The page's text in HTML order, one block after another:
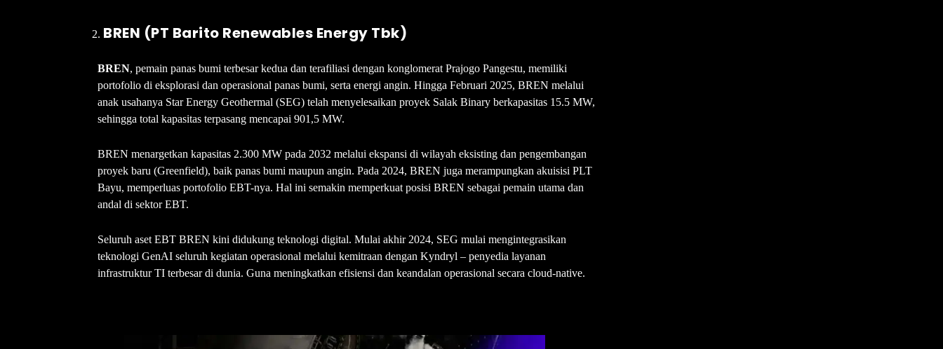
BREN (PT Barito Renewables Energy Tbk)
BREN, pemain panas bumi terbesar kedua dan terafiliasi dengan konglomerat Prajogo Pangestu, memiliki
portofolio di eksplorasi dan operasional panas bumi, serta energi angin. Hingga Februari 2025, BREN melalui
anak usahanya Star Energy Geothermal (SEG) telah menyelesaikan proyek Salak Binary berkapasitas 15.5 MW,
sehingga total kapasitas terpasang mencapai 901,5 MW.
BREN menargetkan kapasitas 2.300 MW pada 2032 melalui ekspansi di wilayah eksisting dan pengembangan
proyek baru (Greenfield), baik panas bumi maupun angin. Pada 2024, BREN juga merampungkan akuisisi PLT
Bayu, memperluas portofolio EBT-nya. Hal ini semakin memperkuat posisi BREN sebagai pemain utama dan
andal di sektor EBT.
Seluruh aset EBT BREN kini didukung teknologi digital. Mulai akhir 2024, SEG mulai mengintegrasikan
teknologi GenAI seluruh kegiatan operasional melalui kemitraan dengan Kyndryl – penyedia layanan
infrastruktur TI terbesar di dunia. Guna meningkatkan efisiensi dan keandalan operasional secara cloud-native.